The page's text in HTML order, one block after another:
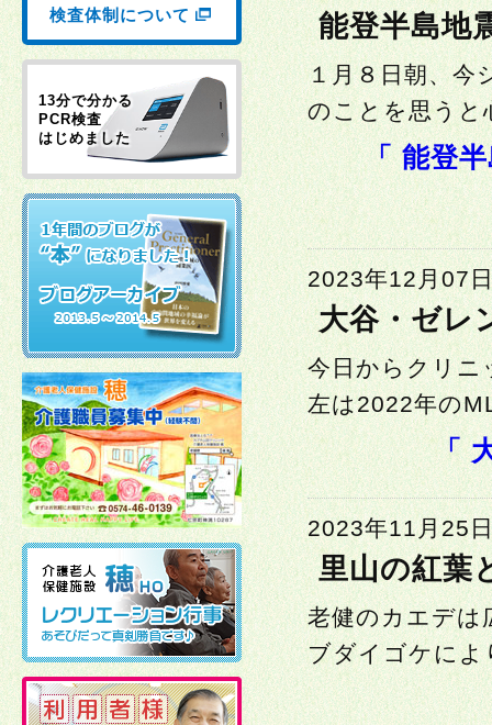
能登半島地
１月８日朝、今
のことを思うと
「 能登
2023年12月07
大谷・ゼレ
今日からクリニ
左は2022年の
「
2023年11月25
里山の紅葉
老健のカエデは
ブダイゴケによ
検査体制について
13分で分かる
PCR検査
はじめました